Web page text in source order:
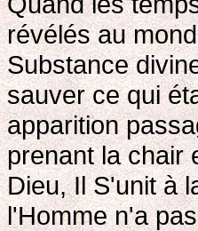
révélés au
Substance
sauver ce qui
apparition
prenant la chair
Dieu, Il S'unit à
l'Homme n'a